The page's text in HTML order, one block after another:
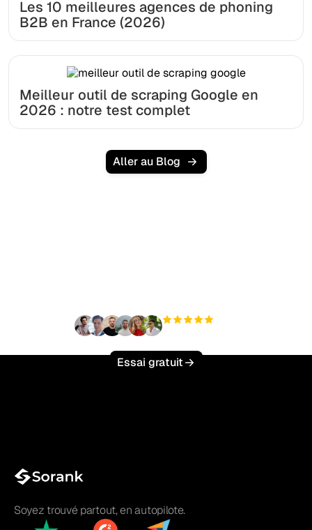
Les 10 meilleures agences de phoning
B2B en France (2026)
Meilleur outil de scraping Google en
2026 : notre test complet
Aller au Blog
Essai gratuit
Soyez trouvé partout, en autopilote.